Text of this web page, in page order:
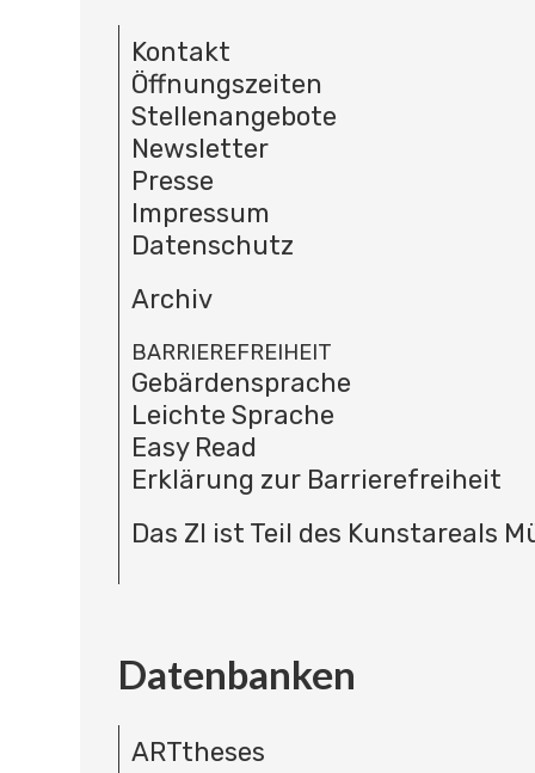
Kontakt
Öffnungszeiten
Stellenangebote
Newsletter
Presse
Impressum
Datenschutz
Archiv
BARRIEREFREIHEIT
Gebärdensprache
Leichte Sprache
Easy Read
Erklärung zur Barrierefreiheit
Das ZI ist Teil des Kunstareals
Datenbanken
ARTtheses